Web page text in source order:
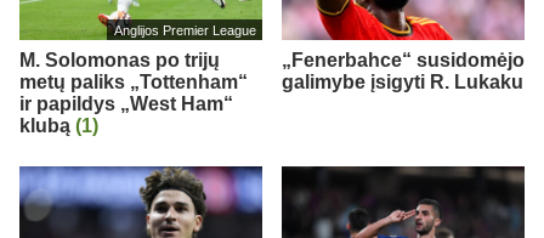
Anglijos Premier League
M. Solomonas po trijų
metų paliks „Tottenham“
ir papildys „West Ham“
klubą (1)
„Fenerbahce“ susidomėjo
galimybe įsigyti R. Lukaku